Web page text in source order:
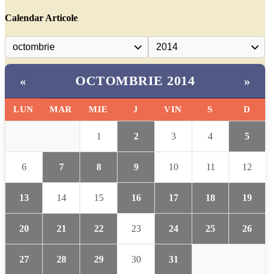
Calendar Articole
« OCTOMBRIE 2014 »
LUN MAR MIE J VIN S D
1 2 3 4 5
6 7 8 9 10 11 12
13 14 15 16 17 18 19
20 21 22 23 24 25 26
27 28 29 30 31